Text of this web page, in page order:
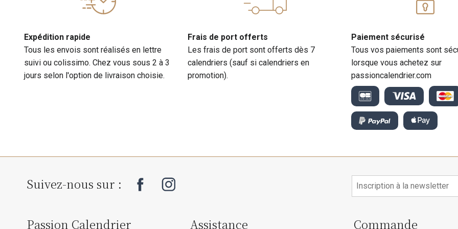
Expédition rapide
Tous les envois sont réalisés en lettre
suivi ou colissimo. Chez vous sous 2 à 3
jours selon l'option de livraison choisie.
Frais de port offerts
Les frais de port sont offerts dès 7
calendriers (sauf si calendriers en
promotion).
Paiement sécurisé
Tous vos paiements sont
lorsque vous achetez sur
passioncalendrier.com
Suivez-nous sur :
Passion Calendrier Assistance Commande